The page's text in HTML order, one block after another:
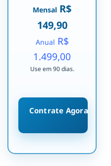
Mensal R$
149,90
Anual R$
1.499,00
Use em 90 dias.
Contrate Agora